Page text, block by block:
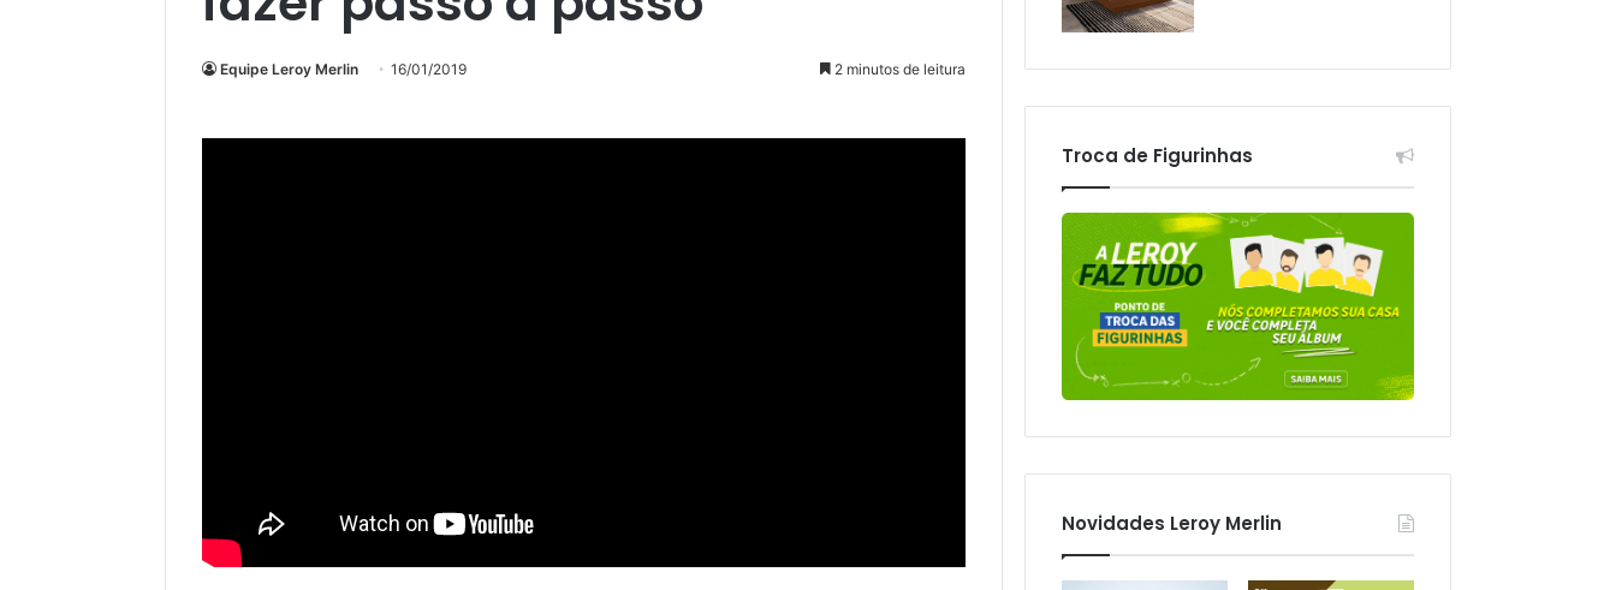
Equipe Leroy Merlin 16/01/2019 2 minutos de leitura
Troca de Figurinhas
Novidades Leroy Merlin